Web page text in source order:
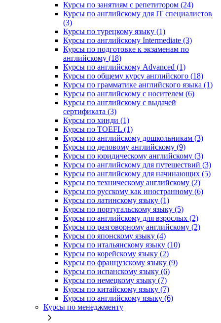
Курсы по занятиям с репетитором (24)
Курсы по английскому для IT специалистов
(3)
Курсы по турецкому языку (1)
Курсы по английскому Intermediate (3)
Курсы по подготовке к экзаменам по
английскому (18)
Курсы по английскому Advanced (1)
Курсы по общему курсу английского (18)
Курсы по грамматике английского языка (1)
Курсы по английскому с носителем (6)
Курсы по английскому с выдачей
сертификата (3)
Курсы по хинди (1)
Курсы по TOEFL (1)
Курсы по английскому дошкольникам (3)
Курсы по деловому английскому (9)
Курсы по юридическому английскому (3)
Курсы по английскому для путешествий (3)
Курсы по английскому для начинающих (5)
Курсы по техническому английскому (2)
Курсы по русскому как иностранному (6)
Курсы по латинскому языку (1)
Курсы по португальскому языку (5)
Курсы по английскому для взрослых (2)
Курсы по разговорному английскому (2)
Курсы по японскому языку (4)
Курсы по итальянскому языку (10)
Курсы по корейскому языку (2)
Курсы по французскому языку (9)
Курсы по испанскому языку (6)
Курсы по немецкому языку (7)
Курсы по китайскому языку (7)
Курсы по английскому языку (6)
Курсы по менеджменту